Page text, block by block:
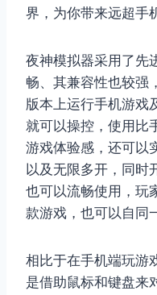
界，为你带来远超手
夜神模拟器采用了先
畅、其兼容性也较
版本上运行手机游戏
就可以操控，使用比
游戏体验感，还可以
以及无限多开，同时
也可以流畅使用，玩
款游戏，也可以自同
相比于在手机端玩游
是借助鼠标和键盘来